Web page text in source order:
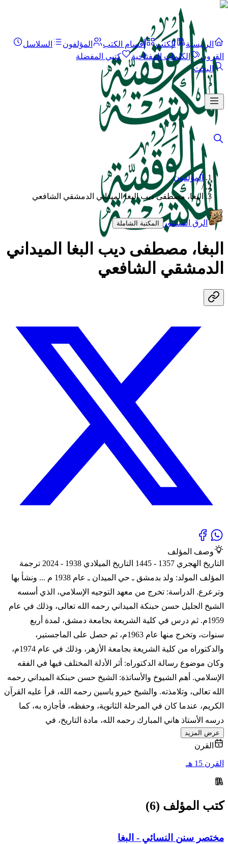
الرئيسية الكتب أقسام الكتب المؤلفون
السلاسل
القرون
الكلمات المفتاحية
كتبي المفضلة
البحث
المؤلفون
/
البغا، مصطفى ديب البغا الميداني الدمشقي الشافعي
الرق المنشور المكتبة الشاملة
البغا، مصطفى ديب البغا الميداني
الدمشقي الشافعي
وصف المؤلف
التاريخ الهجري 1357 - 1445 التاريخ الميلادي 1938 - 2024 ترجمة
المؤلف المولد: ولد بدمشق ـ حي الميدان ـ عام 1938 م ... ونشأ بها
وترعرع. الدراسة: تخرج من معهد التوجيه الإسلامي، الذي أسسه
الشيخ الجليل حسن حبنكة الميداني رحمه الله تعالى، وذلك في عام
1959م. ثم درس في كلية الشريعة بجامعة دمشق، لمدة أربع
سنوات، وتخرج منها عام 1963م، ثم حصل على الماجستير،
والدكتوراه من كلية الشريعة بجامعة الأزهر، وذلك في عام 1974م،
وكان موضوع رسالة الدكتوراه: أثر الأدلة المختلف فيها في الفقه
الإسلامي. أهم الشيوخ والأساتذة: الشيخ حسن حبنكة الميداني رحمه
الله تعالى، وتلامذته. والشيخ خيرو ياسين رحمه الله، قرأ عليه القرآن
الكريم، عندما كان في المرحلة الثانوية، وحفظه، فأجازه به، كما
درسه الأستاذ هاني المبارك رحمه الله، مادة التاريخ، في
عرض المزيد
القرن
القرن 15 هـ
كتب المؤلف (6)
مختصر سنن النسائي - البغا